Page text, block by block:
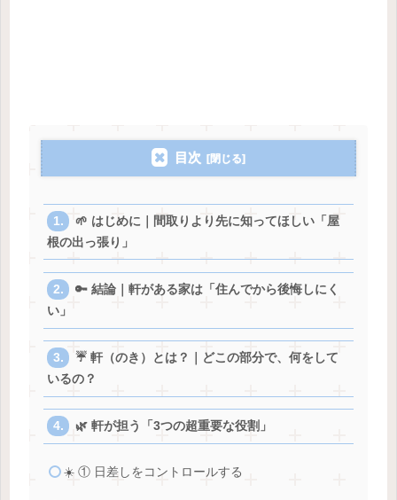
目次
🌱 はじめに｜間取りより先に知ってほしい「屋
根の出っ張り」
🔑 結論｜軒がある家は「住んでから後悔しにく
い」
☔ 軒（のき）とは？｜どこの部分で、何をして
いるの？
🌿 軒が担う「3つの超重要な役割」
☀️ ① 日差しをコントロールする